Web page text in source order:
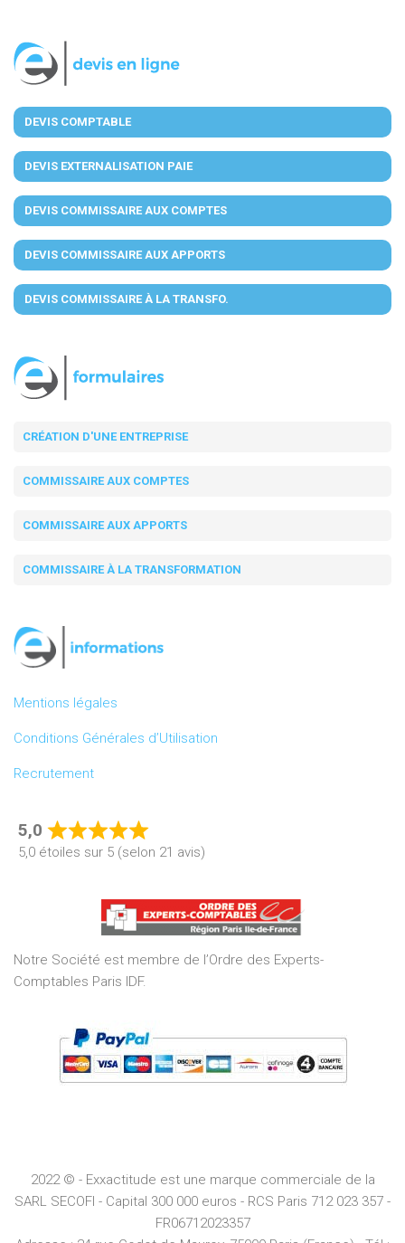
DEVIS COMPTABLE
DEVIS EXTERNALISATION PAIE
DEVIS COMMISSAIRE AUX COMPTES
DEVIS COMMISSAIRE AUX APPORTS
DEVIS COMMISSAIRE À LA TRANSFO.
CRÉATION D'UNE ENTREPRISE
COMMISSAIRE AUX COMPTES
COMMISSAIRE AUX APPORTS
COMMISSAIRE À LA TRANSFORMATION
Mentions légales
Conditions Générales d’Utilisation
Recrutement
5,0
Rated
5,0
of
5
5,0 étoiles sur 5 (selon 21 avis)
Notre Société est membre de l’Ordre des Experts-
Comptables Paris IDF.
2022 © - Exxactitude est une marque commerciale de la
SARL SECOFI - Capital 300 000 euros - RCS Paris 712 023 357 -
FR06712023357